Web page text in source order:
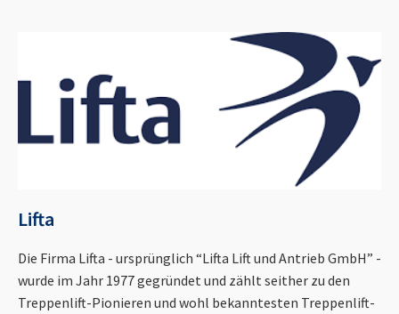
Lifta
Die Firma Lifta - ursprünglich “Lifta Lift und Antrieb GmbH” -
wurde im Jahr 1977 gegründet und zählt seither zu den
Treppenlift-Pionieren und wohl bekanntesten Treppenlift-